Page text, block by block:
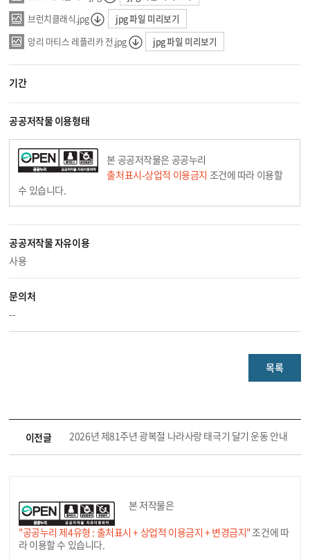
브런치클래식.jpg
jpg 파일 미리보기
앙리 마티스 레플리카 전.jpg
jpg 파일 미리보기
기간
공공저작물 이용형태
본 공공저작물은 공공누리
출처표시-상업적 이용금지 조건에 따라 이용할
수 있습니다.
공공저작물 자유이용
사용
문의처
--
목록
이전글 2026년 제81주년 광복절 나라사랑 태극기 달기 운동 안내
본 저작물은
"공공누리 제4유형 : 출처표시 + 상업적 이용금지 + 변경금지"조건에 따
라 이용할 수 있습니다.